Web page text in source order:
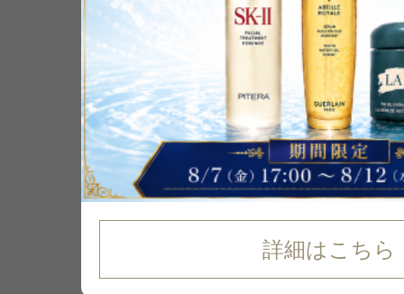
詳細はこちら
洗顔３０分後もしっとり
30%
OFF